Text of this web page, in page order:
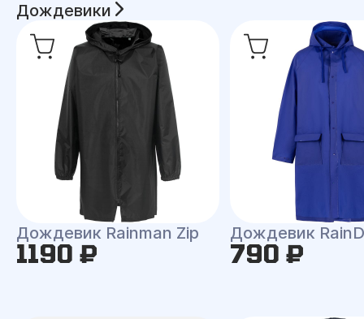
Дождевики
Дождевик Rainman Zip
1190 ₽
Дождевик
790 ₽